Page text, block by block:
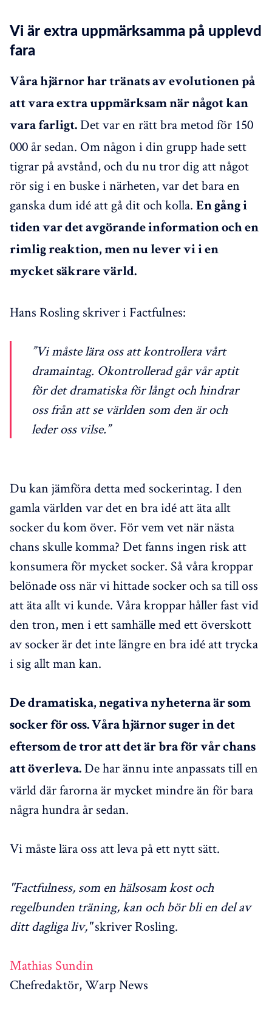
Vi är extra uppmärksamma på upplevd
fara
Våra hjärnor har tränats av evolutionen på
att vara extra uppmärksam när något kan
vara farligt. Det var en rätt bra metod för 150
000 år sedan. Om någon i din grupp hade sett
tigrar på avstånd, och du nu tror dig att något
rör sig i en buske i närheten, var det bara en
ganska dum idé att gå dit och kolla. En gång i
tiden var det avgörande information och en
rimlig reaktion, men nu lever vi i en
mycket säkrare värld.
Hans Rosling skriver i Factfulnes:
”Vi måste lära oss att kontrollera vårt
dramaintag. Okontrollerad går vår aptit
för det dramatiska för långt och hindrar
oss från att se världen som den är och
leder oss vilse.”
Du kan jämföra detta med sockerintag. I den
gamla världen var det en bra idé att äta allt
socker du kom över. För vem vet när nästa
chans skulle komma? Det fanns ingen risk att
konsumera för mycket socker. Så våra kroppar
belönade oss när vi hittade socker och sa till oss
att äta allt vi kunde. Våra kroppar håller fast vid
den tron, men i ett samhälle med ett överskott
av socker är det inte längre en bra idé att trycka
i sig allt man kan.
De dramatiska, negativa nyheterna är som
socker för oss. Våra hjärnor suger in det
eftersom de tror att det är bra för vår chans
att överleva. De har ännu inte anpassats till en
värld där farorna är mycket mindre än för bara
några hundra år sedan.
Vi måste lära oss att leva på ett nytt sätt.
"Factfulness, som en hälsosam kost och
regelbunden träning, kan och bör bli en del av
ditt dagliga liv,"skriver Rosling.
Mathias Sundin
Chefredaktör, Warp News